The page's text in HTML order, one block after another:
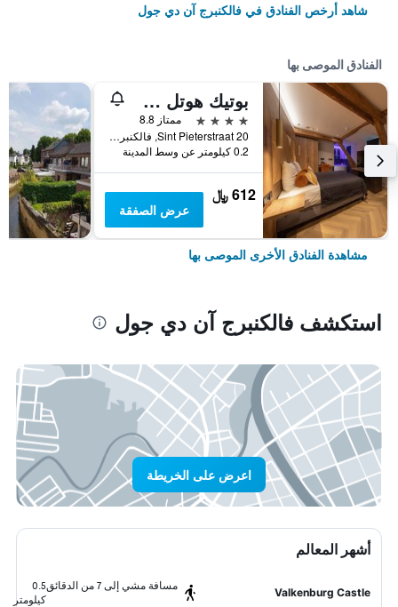
شاهد أرخص الفنادق في فالكنبرج آن دي جول
الفنادق الموصى بها
بوتيك هوتل شيبرز
4 نجوم
ممتاز 8.8
Sint Pieterstraat 20, فالكنبرج آن دي جول, مقاطعة ليمبورغ, هولندا
0.2 كيلومتر عن وسط المدينة
612 ﷼
عرض الصفقة
مشاهدة الفنادق الأخرى الموصى بها
استكشف فالكنبرج آن دي جول
اعرض على الخريطة
أشهر المعالم
Valkenburg Castle
مسافة مشي إلى 7 من الدقائق
0.5
كيلومتر